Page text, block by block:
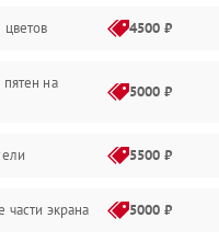
каналов
повреждения
4500 ₽
на
5000 ₽
5500 ₽
части экрана 5000 ₽